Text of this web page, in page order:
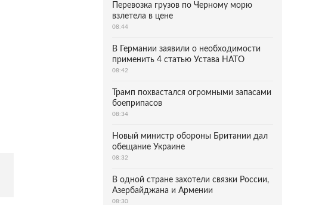
Перевозка грузов по Черному морю
взлетела в цене
08:44
В Германии заявили о необходимости
применить 4 статью Устава НАТО
08:42
Трамп похвастался огромными запасами
боеприпасов
08:34
Новый министр обороны Британии дал
обещание Украине
08:32
В одной стране захотели связки России,
Азербайджана и Армении
08:30